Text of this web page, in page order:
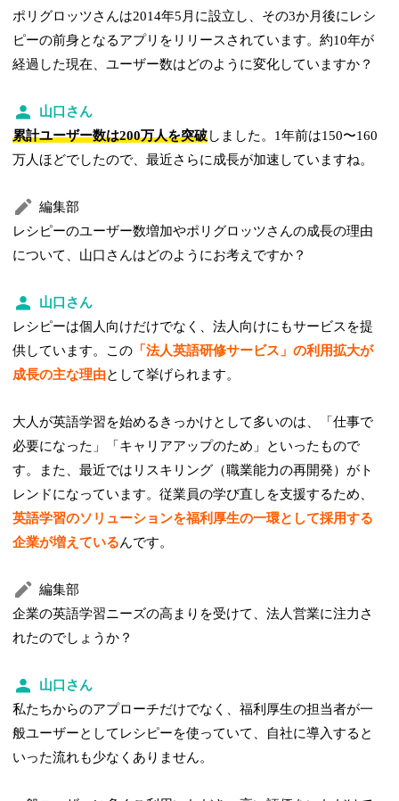
ポリグロッツさんは2014年5月に設立し、その3か月後にレシ
ピーの前身となるアプリをリリースされています。約10年が
経過した現在、ユーザー数はどのように変化していますか？
山口さん
累計ユーザー数は200万人を突破しました。1年前は150〜160
万人ほどでしたので、最近さらに成長が加速していますね。
編集部
レシピーのユーザー数増加やポリグロッツさんの成長の理由
について、山口さんはどのようにお考えですか？
山口さん
レシピーは個人向けだけでなく、法人向けにもサービスを提
供しています。この 「法人英語研修サービス」の利用拡大が
成長の主な理由として挙げられます。
大人が英語学習を始めるきっかけとして多いのは、「仕事で
必要になった」「キャリアアップのため」といったもので
す。また、最近ではリスキリング（職業能力の再開発）がト
レンドになっています。従業員の学び直しを支援するため、
英語学習のソリューションを福利厚生の一環として採用する
企業が増えているんです。
編集部
企業の英語学習ニーズの高まりを受けて、法人営業に注力さ
れたのでしょうか？
山口さん
私たちからのアプローチだけでなく、福利厚生の担当者が一
般ユーザーとしてレシピーを使っていて、自社に導入すると
いった流れも少なくありません。